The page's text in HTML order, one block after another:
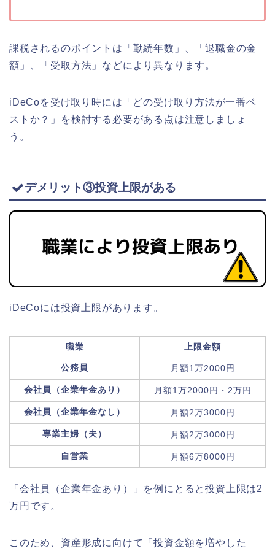
課税されるのポイントは「勤続年数」、「退職金の金
額」、「受取方法」などにより異なります。
iDeCoを受け取り時には「どの受け取り方法が一番ベ
ストか？」を検討する必要がある点は注意しましょ
う。
デメリット③投資上限がある
iDeCoには投資上限があります。
職業 上限金額
公務員 月額1万2000円
会社員（企業年金あり） 月額1万2000円・2万円
会社員（企業年金なし） 月額2万3000円
専業主婦（夫） 月額2万3000円
自営業 月額6万8000円
「会社員（企業年金あり）」を例にとると投資上限は2
万円です。
このため、資産形成に向けて「投資金額を増やした